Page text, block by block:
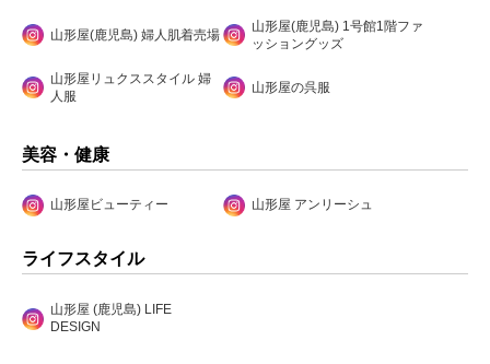
山形屋(鹿児島) 婦人肌着売場
山形屋(鹿児島) 1号館1階ファ
ッショングッズ
山形屋リュクススタイル 婦
人服
山形屋の呉服
美容・健康
山形屋ビューティー 山形屋 アンリーシュ
ライフスタイル
山形屋 (鹿児島) LIFE
DESIGN